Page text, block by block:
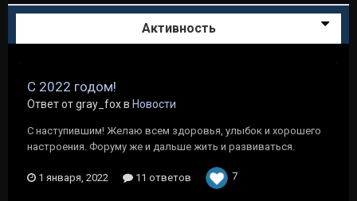
Активность
С 2022 годом!
Ответ от gray_fox в Новости
С наступившим! Желаю всем здоровья, улыбок и хорошего
настроения. Форуму же и дальше жить и развиваться.
1 января, 2022 11 ответов 7